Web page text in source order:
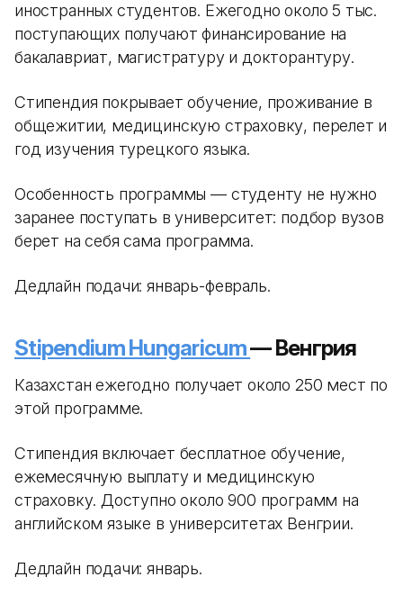
иностранных студентов. Ежегодно около 5 тыс.
поступающих получают финансирование на
бакалавриат, магистратуру и докторантуру.
Стипендия покрывает обучение, проживание в
общежитии, медицинскую страховку, перелет и
год изучения турецкого языка.
Особенность программы — студенту не нужно
заранее поступать в университет: подбор вузов
берет на себя сама программа.
Дедлайн подачи: январь-февраль.
Stipendium Hungaricum— Венгрия
Казахстан ежегодно получает около 250 мест по
этой программе.
Стипендия включает бесплатное обучение,
ежемесячную выплату и медицинскую
страховку. Доступно около 900 программ на
английском языке в университетах Венгрии.
Дедлайн подачи: январь.